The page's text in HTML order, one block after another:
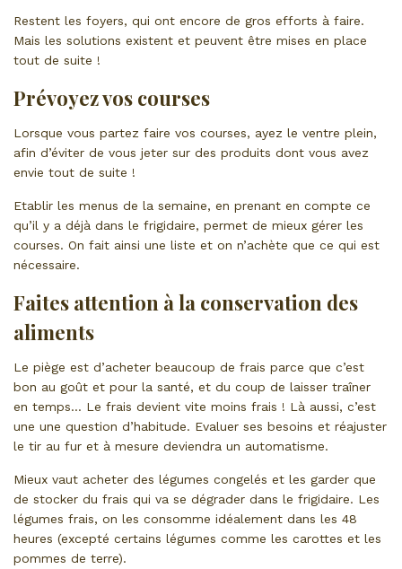
Restent les foyers, qui ont encore de gros efforts à faire.
Mais les solutions existent et peuvent être mises en place
tout de suite !
Prévoyez vos courses
Lorsque vous partez faire vos courses, ayez le ventre plein,
afin d’éviter de vous jeter sur des produits dont vous avez
envie tout de suite !
Etablir les menus de la semaine, en prenant en compte ce
qu’il y a déjà dans le frigidaire, permet de mieux gérer les
courses. On fait ainsi une liste et on n’achète que ce qui est
nécessaire.
Faites attention à la conservation des
aliments
Le piège est d’acheter beaucoup de frais parce que c’est
bon au goût et pour la santé, et du coup de laisser traîner
en temps… Le frais devient vite moins frais ! Là aussi, c’est
une une question d’habitude. Evaluer ses besoins et réajuster
le tir au fur et à mesure deviendra un automatisme.
Mieux vaut acheter des légumes congelés et les garder que
de stocker du frais qui va se dégrader dans le frigidaire. Les
légumes frais, on les consomme idéalement dans les 48
heures (excepté certains légumes comme les carottes et les
pommes de terre).